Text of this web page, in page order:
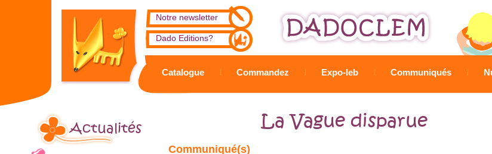
Notre newsletter
Dado Editions?
Catalogue Commandez Expo-leb Communiqués
La Vague disparue
Actualités